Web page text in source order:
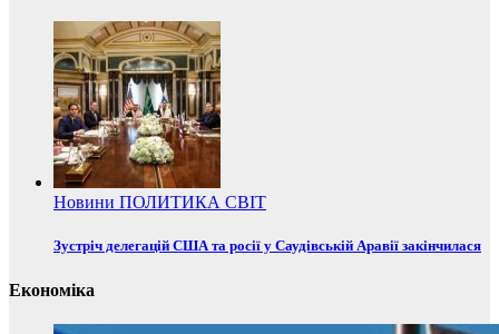
Новини ПОЛИТИКА СВІТ
Зустріч делегацій США та росії у Саудівській Аравії закінчилася
Економіка